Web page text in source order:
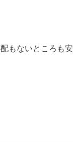
もないところも安